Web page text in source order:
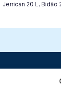
Jerrican 20 L, Bidão